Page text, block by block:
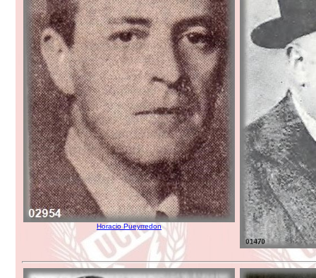
Horacio Pueyrredon